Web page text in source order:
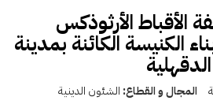
الأقباط الأرثوذكس
الكنيسة الكائنة بمدينة
المجال و القطاع: الشئون الدينية